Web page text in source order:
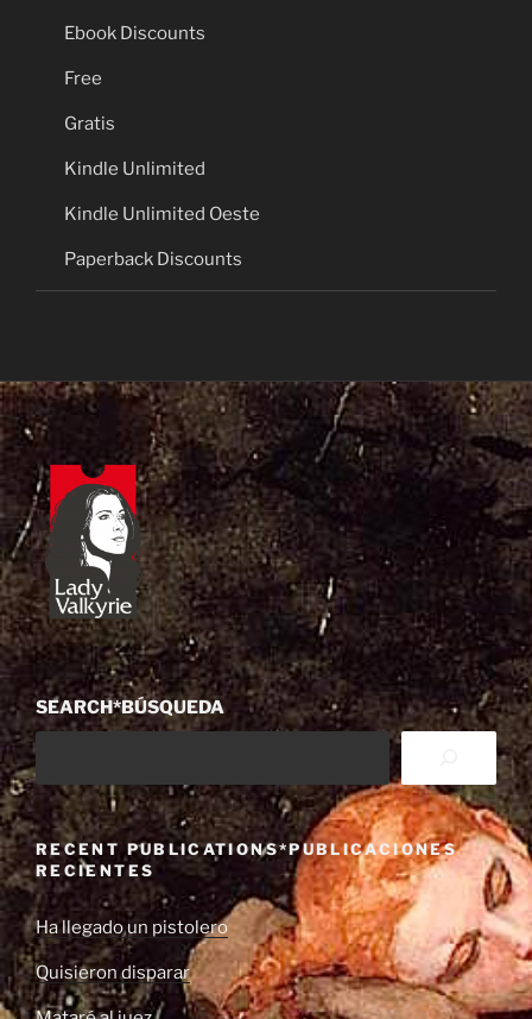
Ebook Discounts
Free
Gratis
Kindle Unlimited
Kindle Unlimited Oeste
Paperback Discounts
SEARCH*BÚSQUEDA
RECENT PUBLICATIONS*PUBLICACIONES
RECIENTES
Ha llegado un pistolero
Quisieron disparar